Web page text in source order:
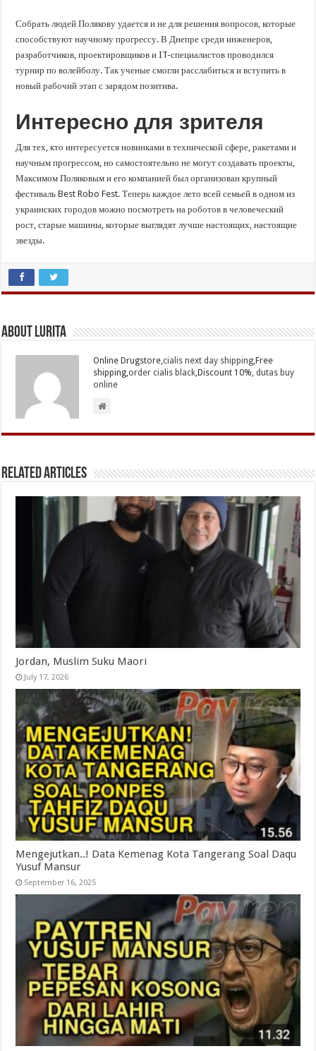
Собрать людей Полякову удается и не для решения вопросов, которые
способствуют научному прогрессу. В Днепре среди инженеров,
разработчиков, проектировщиков и IT-специалистов проводился
турнир по волейболу. Так ученые смогли расслабиться и вступить в
новый рабочий этап с зарядом позитива.
Интересно для зрителя
Для тех, кто интересуется новинками в технической сфере, ракетами и
научным прогрессом, но самостоятельно не могут создавать проекты,
Максимом Поляковым и его компанией был организован крупный
фестиваль Best Robo Fest. Теперь каждое лето всей семьей в одном из
украинских городов можно посмотреть на роботов в человеческий
рост, старые машины, которые выглядят лучше настоящих, настоящие
звезды.
About Lurita
Online Drugstore,cialis next day shipping,Free
shipping,order cialis black,Discount 10%,dutas buy
online
Related Articles
Jordan, Muslim Suku Maori
July 17, 2026
Mengejutkan..! Data Kemenag Kota Tangerang Soal Daqu
Yusuf Mansur
September 16, 2025